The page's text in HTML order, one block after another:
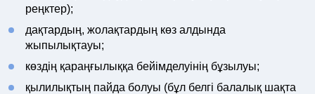
реңктер);
дақтардың, жолақтардың көз алдында
жыпылықтауы;
көздің қараңғылыққа бейімделуінің бұзылуы;
қылилықтың пайда болуы (бұл белгі балалық шақта